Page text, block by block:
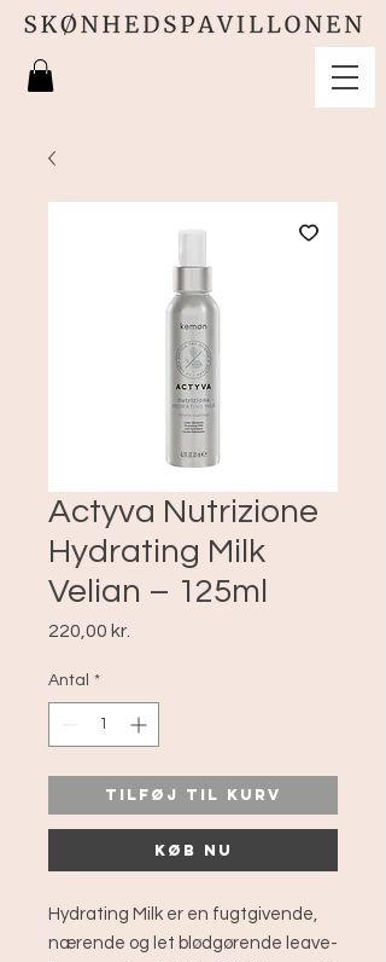
Actyva Nutrizione
Hydrating Milk
Velian – 125ml
220,00 kr.
Antal *
Tilføj til kurv
Køb nu
Hydrating Milk er en fugtgivende,
nærende og let blødgørende leave-